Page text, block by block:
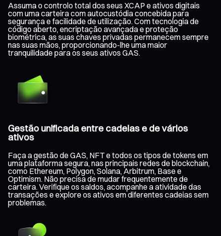
Assuma o controlo total dos seus XCAP e ativos digitais
com uma carteira com autocustódia concebida para
segurança e facilidade de utilização. Com tecnologia de
código aberto, encriptação avançada e proteção
biométrica, as suas chaves privadas permanecem sempre
nas suas mãos, proporcionando-lhe uma maior
tranquilidade para os seus ativos GAS.
Gestão unificada entre cadeias e de vários
ativos
Faça a gestão de GAS, NFT e todos os tipos de tokens em
uma plataforma segura, nas principais redes de blockchain,
como Ethereum, Polygon, Solana, Arbitrum, Base e
Optimism. Não precisa de mudar frequentemente de
carteira. Verifique os saldos, acompanhe a atividade das
transações e explore os ativos em diferentes cadeias sem
problemas.